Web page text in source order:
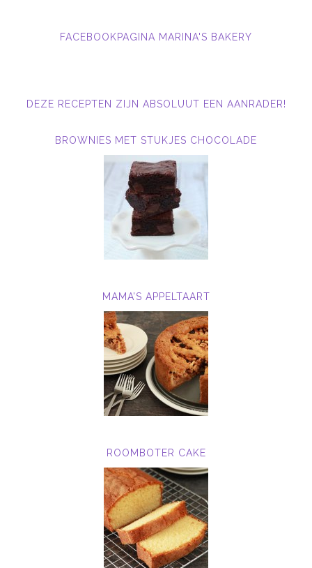
FACEBOOKPAGINA MARINA'S BAKERY
DEZE RECEPTEN ZIJN ABSOLUUT EEN AANRADER!
BROWNIES MET STUKJES CHOCOLADE
MAMA’S APPELTAART
ROOMBOTER CAKE